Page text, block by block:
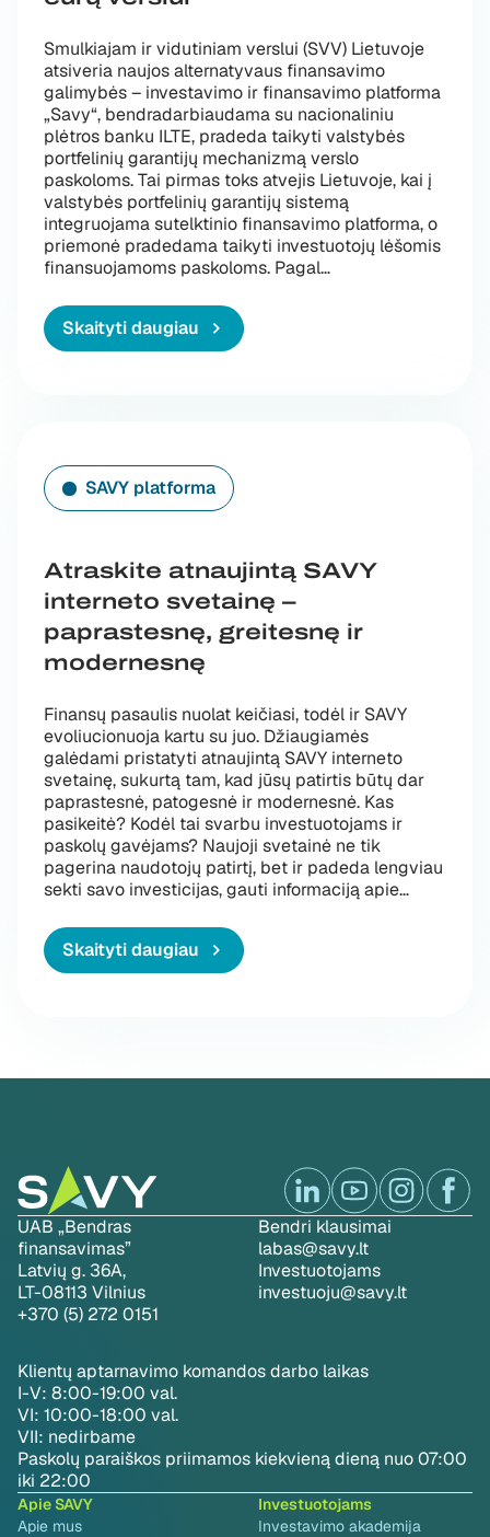
Smulkiajam ir vidutiniam verslui (SVV) Lietuvoje
atsiveria naujos alternatyvaus finansavimo
galimybės – investavimo ir finansavimo platforma
„Savy“, bendradarbiaudama su nacionaliniu
plėtros banku ILTE, pradeda taikyti valstybės
portfelinių garantijų mechanizmą verslo
paskoloms. Tai pirmas toks atvejis Lietuvoje, kai į
valstybės portfelinių garantijų sistemą
integruojama sutelktinio finansavimo platforma, o
priemonė pradedama taikyti investuotojų lėšomis
finansuojamoms paskoloms. Pagal…„Valstybės
Skaityti daugiau
SAVY platforma
Atraskite atnaujintą SAVY
interneto svetainę –
paprastesnę, greitesnę ir
modernesnę
Finansų pasaulis nuolat keičiasi, todėl ir SAVY
evoliucionuoja kartu su juo. Džiaugiamės
galėdami pristatyti atnaujintą SAVY interneto
svetainę, sukurtą tam, kad jūsų patirtis būtų dar
paprastesnė, patogesnė ir modernesnė. Kas
pasikeitė? Kodėl tai svarbu investuotojams ir
paskolų gavėjams? Naujoji svetainė ne tik
pagerina naudotojų patirtį, bet ir padeda lengviau
sekti savo investicijas, gauti informaciją apie…
Skaityti daugiau
UAB „Bendras
finansavimas”
Latvių g. 36A,
LT-08113 Vilnius
+370 (5) 272 0151
Bendri klausimai
labas@savy.lt
Investuotojams
investuoju@savy.lt
Klientų aptarnavimo komandos darbo laikas
I-V: 8:00-19:00 val.
VI: 10:00-18:00 val.
VII: nedirbame
Paskolų paraiškos priimamos kiekvieną dieną nuo 07:00
iki 22:00
Apie SAVY
Apie mus
Investuotojams
Investavimo akademija